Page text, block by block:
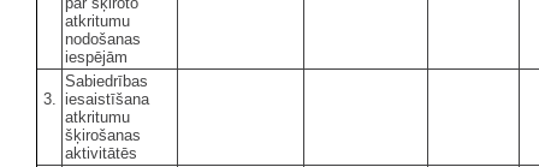
atkritumu
nodošanas
iespējām
3.
Sabiedrības
iesaistīšana
atkritumu
šķirošanas
aktivitātēs